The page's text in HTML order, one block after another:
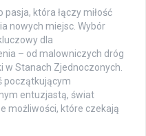
która łączy miłość
nowych miejsc. Wybór
dla
– od malowniczych dróg
w Stanach Zjednoczonych.
początkującym
entuzjastą, świat
możliwości, które czekają